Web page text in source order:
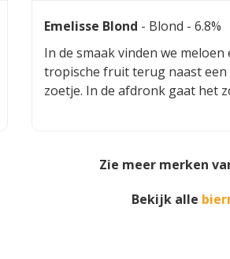
Emelisse Blond - Blond - 6.8%
In de smaak vinden we meloen
tropische fruit terug naast
zoetje. In de afdronk gaat het
Zie meer merken
Bekijk alle